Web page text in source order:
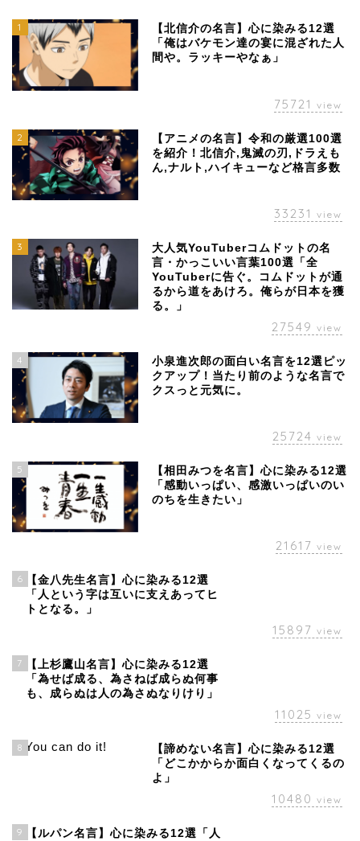
1
【北信介の名言】心に染みる12選
「俺はバケモン達の宴に混ざれた人
間や。ラッキーやなぁ」
75721 view
2
【アニメの名言】令和の厳選100選
を紹介！北信介,鬼滅の刃,ドラえも
ん,ナルト,ハイキューなど格言多数
33231 view
3
大人気YouTuberコムドットの名
言・かっこいい言葉100選「全
YouTuberに告ぐ。コムドットが通
るから道をあけろ。俺らが日本を獲
る。」
27549 view
4
小泉進次郎の面白い名言を12選ピッ
クアップ！当たり前のような名言で
クスっと元気に。
25724 view
5
【相田みつを名言】心に染みる12選
「感動いっぱい、感激いっぱいのい
のちを生きたい」
21617 view
6
【金八先生名言】心に染みる12選
「人という字は互いに支えあってヒ
トとなる。」
15897 view
7
【上杉鷹山名言】心に染みる12選
「為せば成る、為さねば成らぬ何事
も、成らぬは人の為さぬなりけり」
11025 view
8
【諦めない名言】心に染みる12選
「どこかからか面白くなってくるの
よ」
10480 view
9
【ルパン名言】心に染みる12選「人